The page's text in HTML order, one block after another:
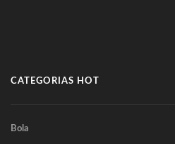
CATEGORIAS HOT
Bola